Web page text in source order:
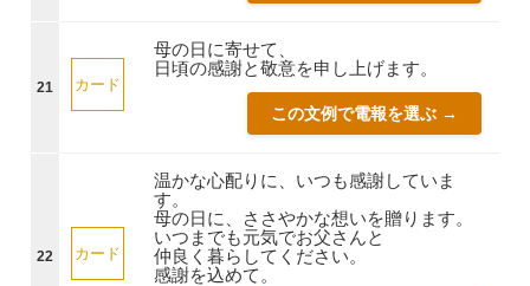
21 カード
母の日に寄せて、
日頃の感謝と敬意を申し上げます。
この文例で電報を選ぶ →
22 カード
温かな心配りに、いつも感謝していま
す。
母の日に、ささやかな想いを贈ります。
いつまでも元気でお父さんと
仲良く暮らしてください。
感謝を込めて。